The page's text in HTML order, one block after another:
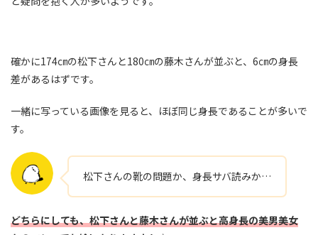
確かに174㎝の松下さんと180㎝の藤木さんが並ぶと、6㎝の身長
差があるはずです。
一緒に写っている画像を見ると、ほぼ同じ身長であることが多いで
す。
松下さんの靴の問題か、身長サバ読みか…
どちらにしても、松下さんと藤木さんが並ぶと高身長の美男美女